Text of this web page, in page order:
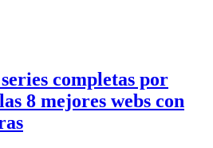
completas por
8 mejores webs con